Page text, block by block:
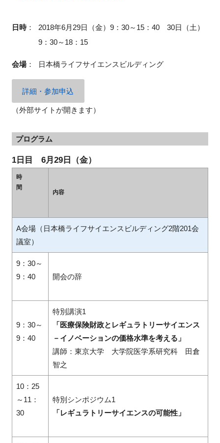
日時：
2018年6月29日（金）9：30～15：40 30日（土）
9：30～18：15
会場： 日本橋ライフサイエンスビルディング
詳細・参加申込
（外部サイトが開きます）
プログラム
1日目 6月29日（金）
時
間
内容
A会場（日本橋ライフサイエンスビルディング2階201会
議室）
9：30～
9：40
開会の辞
9：30～
9：40
特別講演1
「医療保険財政とレギュラトリーサイエンス
－イノベーションの価格水準を考える」
講師：東京大学 大学院医学系研究科 田倉
智之
10：25
～11：
30
特別シンポジウム1
「レギュラトリーサイエンスの可能性」